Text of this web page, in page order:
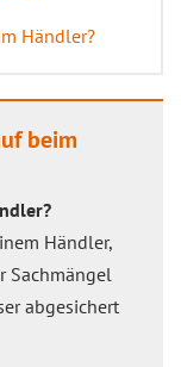
Händler?
beim
Händler,
Sachmängel
abgesichert